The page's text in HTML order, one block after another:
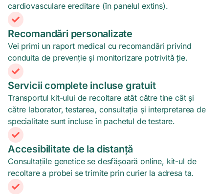
cardiovasculare ereditare (în panelul extins).
Recomandări personalizate
Vei primi un raport medical cu recomandări privind
conduita de prevenție și monitorizare potrivită ție.
Servicii complete incluse gratuit
Transportul kit-ului de recoltare atât către tine cât și
către laborator, testarea, consultația și interpretarea de
specialitate sunt incluse în pachetul de testare.
Accesibilitate de la distanță
Consultațiile genetice se desfășoară online, kit-ul de
recoltare a probei se trimite prin curier la adresa ta.